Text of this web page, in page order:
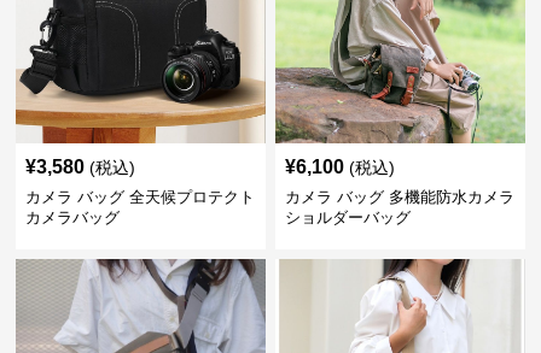
¥3,580 (税込)
カメラ バッグ 全天候プロテクト
カメラバッグ
¥6,100 (税込)
カメラ バッグ 多機能防水カメラ
ショルダーバッグ